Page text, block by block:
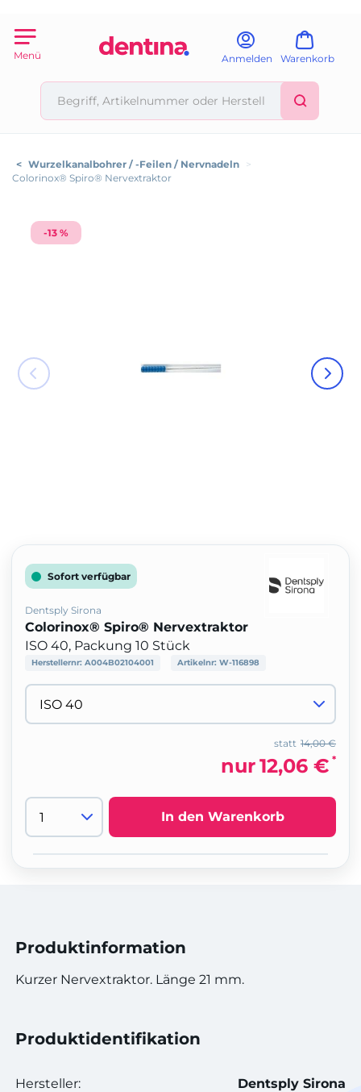
Menü Anmelden Warenkorb
< Wurzelkanalbohrer / -Feilen / Nervnadeln >
Colorinox® Spiro® Nervextraktor
-13 %
Sofort verfügbar
Dentsply Sirona
Colorinox® Spiro® Nervextraktor
ISO 40, Packung 10 Stück
Herstellernr: A004B02104001 Artikelnr: W-116898
14,00 €
statt
nur12,06 € *
In den Warenkorb
Produktinformation
Kurzer Nervextraktor. Länge 21 mm.
Produktidentifikation
Hersteller: Dentsply Sirona